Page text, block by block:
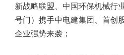
新战略联盟、中国环保机械行
号门）携手中电建集团、首创
企业强势来袭；